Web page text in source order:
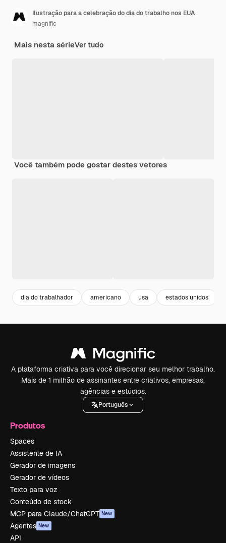
Ilustração para a celebração do dia do trabalho nos EUA
magnific
Mais nesta sérieVer tudo
Você também pode gostar destes vetores
dia do trabalhador americano usa estados unidos
A plataforma criativa para você direcionar seu melhor trabalho.
Mais de 1 milhão de assinantes entre criativos, empresas,
agências e estúdios.
Português
Produtos
Spaces
Assistente de IA
Gerador de imagens
Gerador de vídeos
Texto para voz
Conteúdo de stock
MCP para Claude/ChatGPT New
Agentes New
API